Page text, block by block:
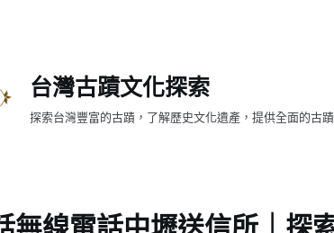
台灣古蹟文化探索
探索台灣豐富的古蹟，了解歷史文化遺產，提供全面的古